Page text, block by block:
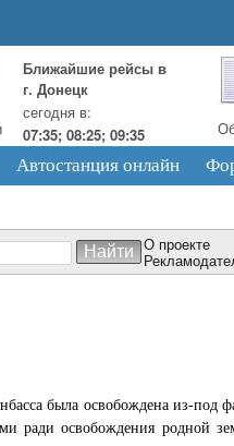
Ближайшие рейсы в
г. Донецк
сегодня в:
07:35; 08:25; 09:35
Автостанция онлайн
О проекте
была освобождена из-
ради освобождения родной